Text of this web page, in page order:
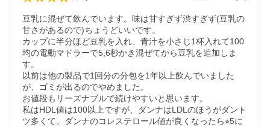
豆乳に混ぜて飲んでいます。味は甘すぎず渋すぎず(豆乳の
甘さがあるので)ちょうどいいです。
カップに半分ほど豆乳を入れ、青汁を小さじ1杯入れて100
均の電動マドラーで5,6秒かき混ぜてから豆乳を追加しま
す。
以前は他の製品で1回分の分包を1年以上飲んでいました
が、ゴミが出るのでやめました。
お値段もリーズナブルで続けやすいと思います。
私はHDL値は100以上ですが、ダンナはLDLのほうがダント
ツ多くて。ダンナのコレステロール値が良くなったら⭐︎5に